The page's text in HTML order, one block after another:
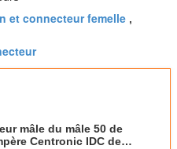
et connecteur femelle ,
mâle du mâle 50 de
Centronic IDC de